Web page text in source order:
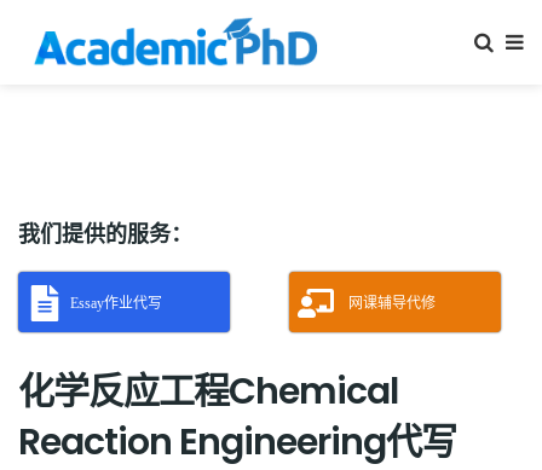
我们提供的服务：
Essay作业代写 网课辅导代修
化学反应工程Chemical
Reaction Engineering代写